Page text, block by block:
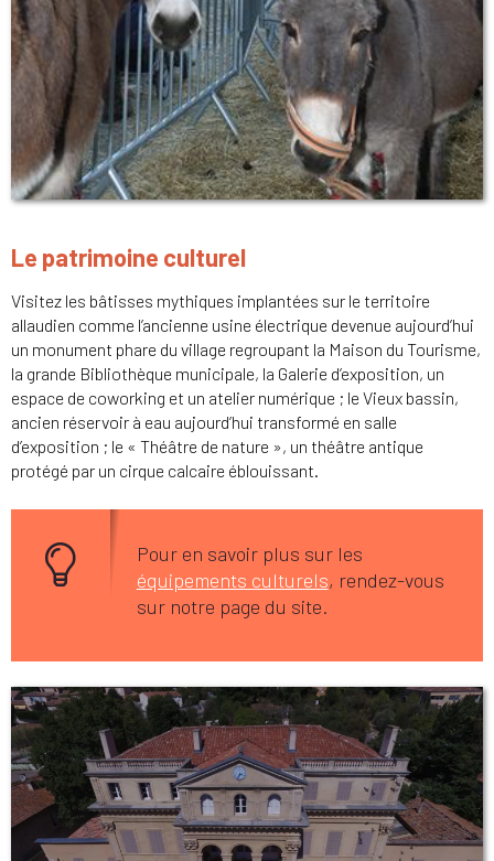
Le patrimoine culturel
Visitez les bâtisses mythiques implantées sur le territoire
allaudien comme l’ancienne usine électrique devenue aujourd’hui
un monument phare du village regroupant la Maison du Tourisme,
la grande Bibliothèque municipale, la Galerie d’exposition, un
espace de coworking et un atelier numérique ; le Vieux bassin,
ancien réservoir à eau aujourd’hui transformé en salle
d’exposition ; le « Théâtre de nature », un théâtre antique
protégé par un cirque calcaire éblouissant.
Pour en savoir plus sur les
équipements culturels, rendez-vous
sur notre page du site.